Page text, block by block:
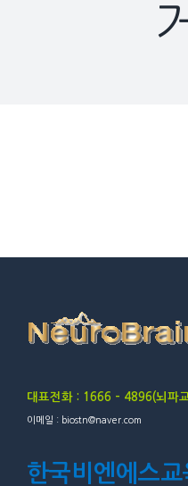
대표전화 : 1666 – 4896(뇌파
이메일 : biostn@naver.com
한국비엔에스